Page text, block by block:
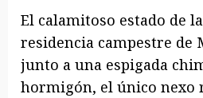
El calamitoso estado de
residencia campestre de
junto a una espigada
hormigón, el único nexo